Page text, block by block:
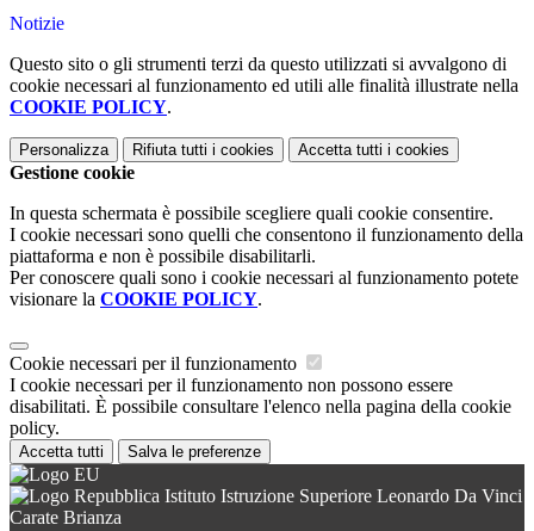
Notizie
Questo sito o gli strumenti terzi da questo utilizzati si avvalgono di
cookie necessari al funzionamento ed utili alle finalità illustrate nella
COOKIE POLICY.
Personalizza Rifiuta tutti i cookies Accetta tutti i cookies
Gestione cookie
In questa schermata è possibile scegliere quali cookie consentire.
I cookie necessari sono quelli che consentono il funzionamento della
piattaforma e non è possibile disabilitarli.
Per conoscere quali sono i cookie necessari al funzionamento potete
visionare la COOKIE POLICY.
Cookie necessari per il funzionamento
I cookie necessari per il funzionamento non possono essere
disabilitati. È possibile consultare l'elenco nella pagina della cookie
policy.
Accetta tutti Salva le preferenze
Istituto Istruzione Superiore Leonardo Da Vinci
Carate Brianza